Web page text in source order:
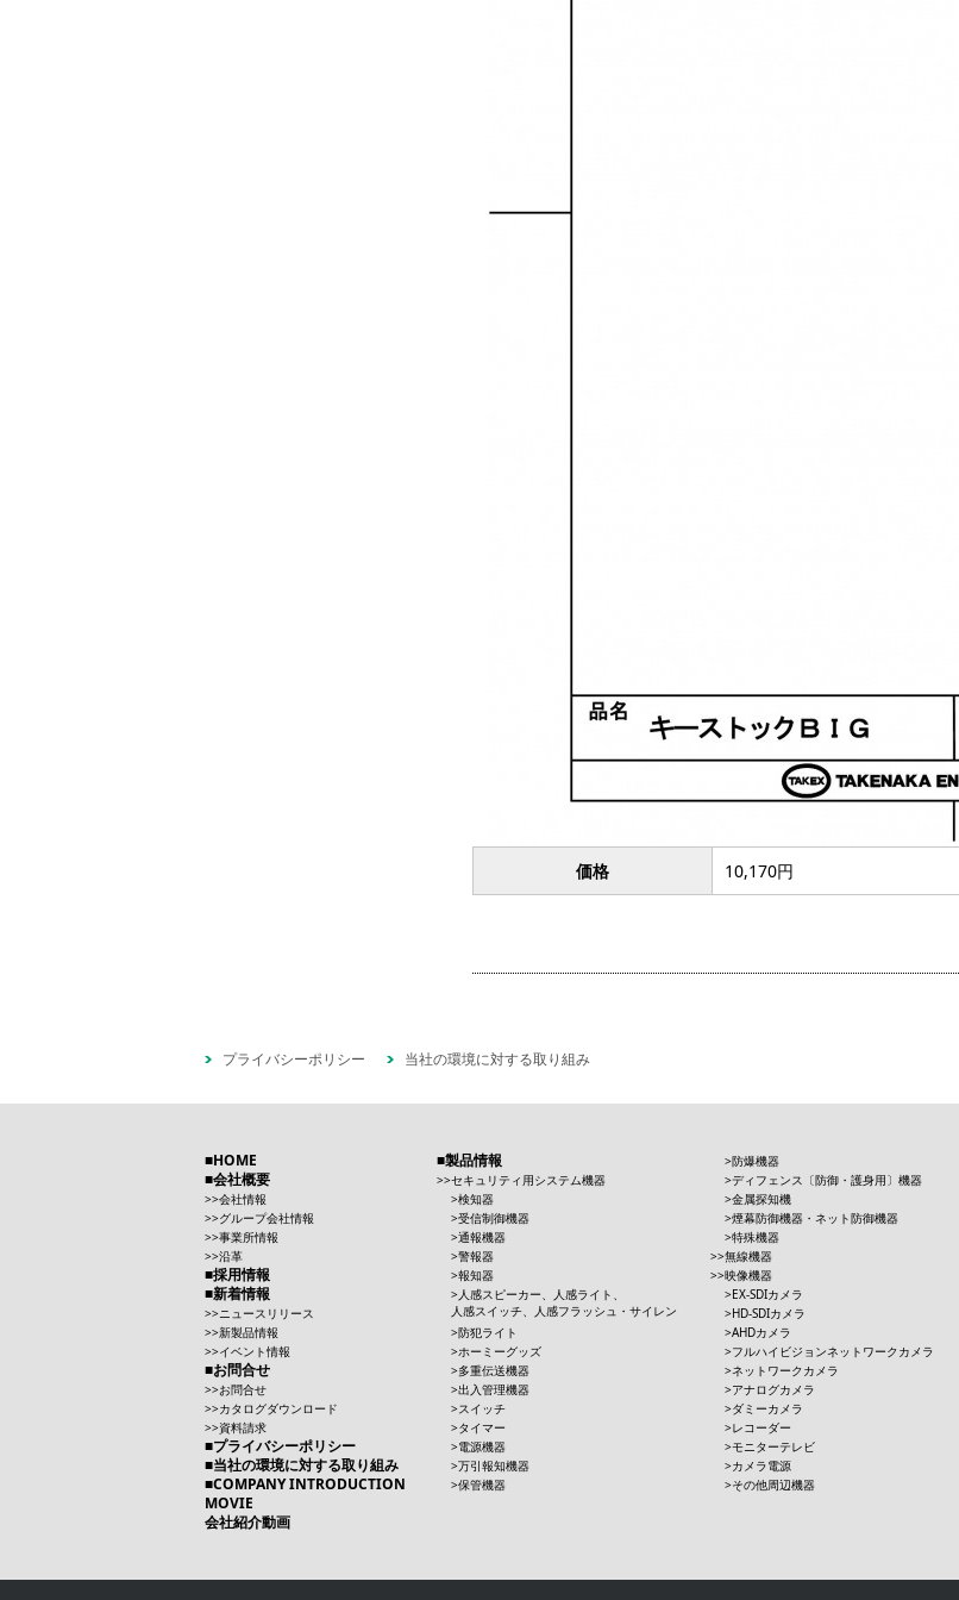
価格 10,170円
プライバシーポリシー 当社の環境に対する取り組み
HOME
会社概要
会社情報
グループ会社情報
事業所情報
沿革
採用情報
新着情報
ニュースリリース
新製品情報
イベント情報
お問合せ
お問合せ
カタログダウンロード
資料請求
プライバシーポリシー
当社の環境に対する取り組み
COMPANY INTRODUCTION
MOVIE
会社紹介動画
製品情報
セキュリティ用システム機器
検知器
受信制御機器
通報機器
警報器
報知器
人感スピーカー、人感ライト、
人感スイッチ、人感フラッシュ・サイレン
防犯ライト
ホーミーグッズ
多重伝送機器
出入管理機器
スイッチ
タイマー
電源機器
万引報知機器
保管機器
防爆機器
ディフェンス〔防御・護身用〕機器
金属探知機
煙幕防御機器・ネット防御機器
特殊機器
無線機器
映像機器
EX-SDIカメラ
HD-SDIカメラ
AHDカメラ
フルハイビジョンネットワークカメラ
ネットワークカメラ
アナログカメラ
ダミーカメラ
レコーダー
モニターテレビ
カメラ電源
その他周辺機器